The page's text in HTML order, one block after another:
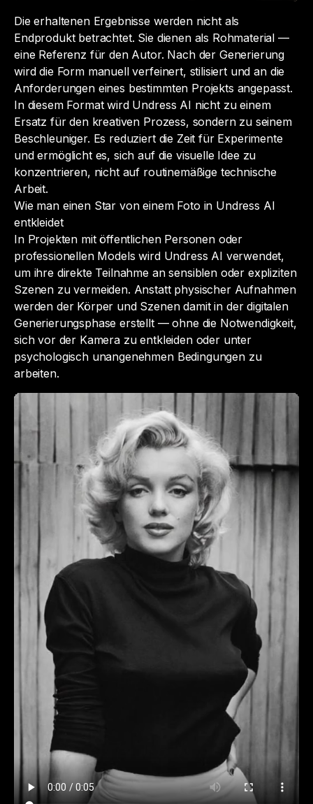
Die erhaltenen Ergebnisse werden nicht als
Endprodukt betrachtet. Sie dienen als Rohmaterial —
eine Referenz für den Autor. Nach der Generierung
wird die Form manuell verfeinert, stilisiert und an die
Anforderungen eines bestimmten Projekts angepasst.
In diesem Format wird Undress AI nicht zu einem
Ersatz für den kreativen Prozess, sondern zu seinem
Beschleuniger. Es reduziert die Zeit für Experimente
und ermöglicht es, sich auf die visuelle Idee zu
konzentrieren, nicht auf routinemäßige technische
Arbeit.
Wie man einen Star von einem Foto in Undress AI
entkleidet
In Projekten mit öffentlichen Personen oder
professionellen Models wird Undress AI verwendet,
um ihre direkte Teilnahme an sensiblen oder expliziten
Szenen zu vermeiden. Anstatt physischer Aufnahmen
werden der Körper und Szenen damit in der digitalen
Generierungsphase erstellt — ohne die Notwendigkeit,
sich vor der Kamera zu entkleiden oder unter
psychologisch unangenehmen Bedingungen zu
arbeiten.